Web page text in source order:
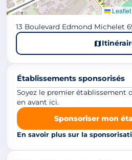
Leaflet
13 Boulevard Edmond Michelet
Établissements sponsorisés
Soyez le premier établissement
en avant ici.
Sponsoriser mon
En savoir plus sur la